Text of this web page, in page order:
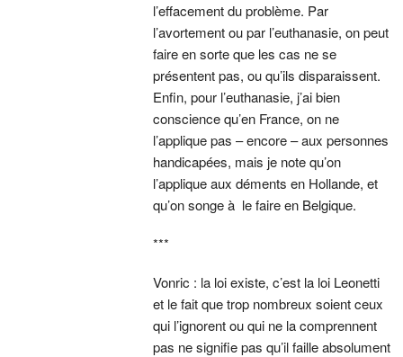
l’effacement du problème. Par
l’avortement ou par l’euthanasie, on peut
faire en sorte que les cas ne se
présentent pas, ou qu’ils disparaissent.
Enfin, pour l’euthanasie, j’ai bien
conscience qu’en France, on ne
l’applique pas – encore – aux personnes
handicapées, mais je note qu’on
l’applique aux déments en Hollande, et
qu’on songe à le faire en Belgique.
***
Vonric : la loi existe, c’est la loi Leonetti
et le fait que trop nombreux soient ceux
qui l’ignorent ou qui ne la comprennent
pas ne signifie pas qu’il faille absolument